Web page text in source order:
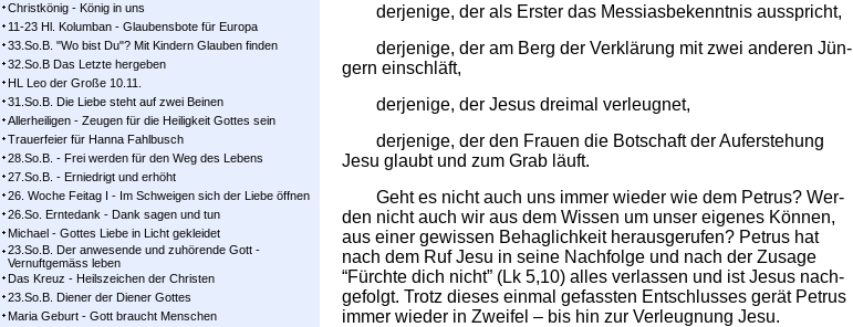
Christkönig - König in uns
11-23 Hl. Kolumban - Glaubensbote für Europa
33.So.B. "Wo bist Du"? Mit Kindern Glauben finden
32.So.B Das Letzte hergeben
HL Leo der Große 10.11.
31.So.B. Die Liebe steht auf zwei Beinen
Allerheiligen - Zeugen für die Heiligkeit Gottes sein
Trauerfeier für Hanna Fahlbusch
28.So.B. - Frei werden für den Weg des Lebens
27.So.B. - Erniedrigt und erhöht
26. Woche Feitag I - Im Schweigen sich der Liebe öffnen
26.So. Erntedank - Dank sagen und tun
Michael - Gottes Liebe in Licht gekleidet
23.So.B. Der anwesende und zuhörende Gott -
Vernuftgemäss leben
Das Kreuz - Heilszeichen der Christen
23.So.B. Diener der Diener Gottes
Maria Geburt - Gott braucht Menschen
der­je­ni­ge, der als Ers­ter das Mess­ias­be­kennt­nis aus­spricht,
der­je­ni­ge, der am Berg der Ver­klä­rung mit zwei an­de­ren Jün­
gern ein­schläft,
der­je­ni­ge, der Je­sus drei­mal ver­leug­net,
der­je­ni­ge, der den Frau­en die Bot­schaft der Auf­er­ste­hung
Jesu glaubt und zum Grab läuft.
Geht es nicht auch uns im­mer wie­der wie dem Petrus? Wer­
den nicht auch wir aus dem Wis­sen um un­ser ei­ge­nes Kön­nen,
aus ei­ner ge­wis­sen Be­hag­lich­keit he­raus­ge­ru­fen? Petrus hat
nach dem Ruf Jesu in sei­ne Nach­fol­ge und nach der Zu­sa­ge
“Für­chte dich nicht” (Lk 5,10) al­les ver­las­sen und ist Je­sus nach­
ge­folgt. Trotz die­ses ein­mal ge­fass­ten Ent­schlus­ses ge­rät Petrus
im­mer wie­der in Zwei­fel – bis hin zur Ver­leug­nung Jesu.